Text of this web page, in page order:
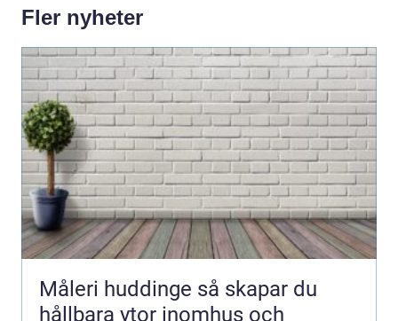
Fler nyheter
Måleri huddinge så skapar du
hållbara ytor inomhus och